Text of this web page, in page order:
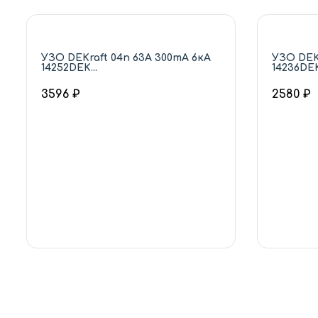
УЗО DEKraft 04п 63А 300mA 6кА
14252DEK...
3596 ₽
УЗО
2580 ₽